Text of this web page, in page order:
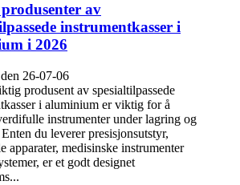
av
instrumentkasser i
i 2026
26-07-06
produsent av spesialtilpassede
i aluminium er viktig for å
instrumenter under lagring og
du leverer presisjonsutstyr,
apparater, medisinske instrumenter
er et godt designet